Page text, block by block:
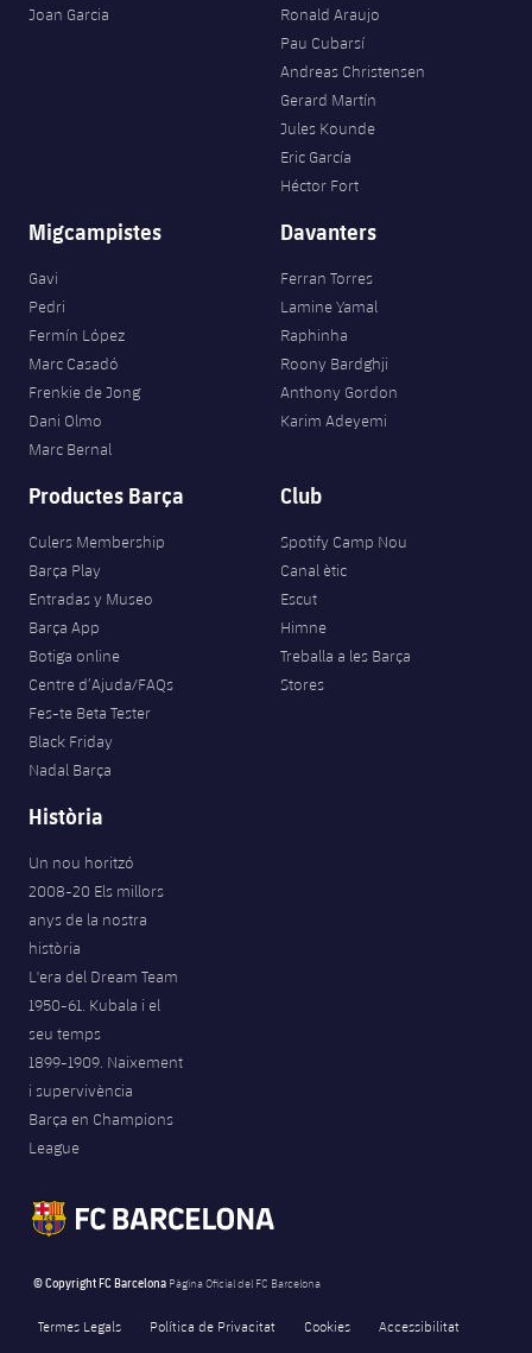
Joan Garcia
Ronald Araujo
Pau Cubarsí
Andreas Christensen
Gerard Martín
Jules Kounde
Eric García
Héctor Fort
Migcampistes
Gavi
Pedri
Fermín López
Marc Casadó
Frenkie de Jong
Dani Olmo
Marc Bernal
Davanters
Ferran Torres
Lamine Yamal
Raphinha
Roony Bardghji
Anthony Gordon
Karim Adeyemi
Productes Barça
Culers Membership
Barça Play
Entradas y Museo
Barça App
Botiga online
Centre d’Ajuda/FAQs
Fes-te Beta Tester
Black Friday
Nadal Barça
Club
Spotify Camp Nou
Canal ètic
Escut
Himne
Treballa a les Barça
Stores
Història
Un nou horitzó
2008-20 Els millors
anys de la nostra
història
L'era del Dream Team
1950-61. Kubala i el
seu temps
1899-1909. Naixement
i supervivència
Barça en Champions
League
© Copyright FC Barcelona Pàgina Oficial del FC Barcelona
Termes Legals Política de Privacitat Cookies
Accessibilitat